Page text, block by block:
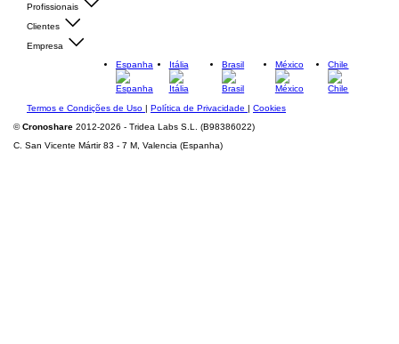
Profissionais
Clientes
Empresa
Espanha
Itália Brasil México Chile
Termos e Condições de Uso | Política de Privacidade | Cookies
©Cronoshare 2012-2026 - Tridea Labs S.L. (B98386022)
C. San Vicente Mártir 83 - 7 M, Valencia (Espanha)